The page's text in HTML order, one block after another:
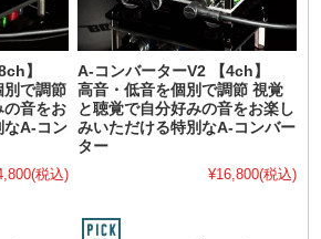
8ch】
別で調節
の音をお
なA-コン
(税込)
A-コンバーターV2 【4ch】
高音・低音を個別で調節 視覚
と聴覚で自分好みの音をお楽し
みいただける特別なA-コンバー
ター
¥16,800(税込)